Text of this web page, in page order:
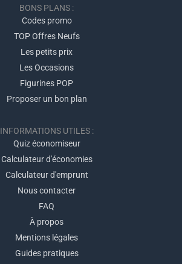
BONS PLANS :
Codes promo
TOP Offres Neufs
Les petits prix
Les Occasions
Figurines POP
Proposer un bon plan
INFORMATIONS UTILES :
Quiz économiseur
Calculateur d'économies
Calculateur d'emprunt
Nous contacter
FAQ
À propos
Mentions légales
Guides pratiques